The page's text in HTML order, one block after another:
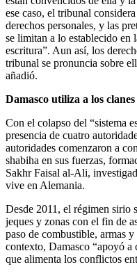
ese caso, el tribunal
derechos personales, y las
se limitan a lo establecido en
escritura”. Aun así, los
tribunal se pronuncia sobre
añadió.
Damasco utiliza a los clanes
Con el colapso del “sistema
presencia de cuatro
autoridades comenzaron a
shabiha en sus fuerzas,
Sakhr Faisal al-Ali,
vive en Alemania.
Desde 2011, el régimen sirio
jeques y zonas con el fin de
paso de combustible, armas
contexto, Damasco “apoyó a
que alimenta los conflictos